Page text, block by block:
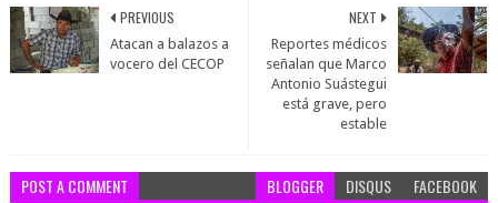
NEXT
Reportes médicos
señalan que Marco
Antonio Suástegui
está grave, pero
estable
PREVIOUS
Atacan a balazos a
vocero del CECOP
POST A COMMENT BLOGGER DISQUS FACEBOOK